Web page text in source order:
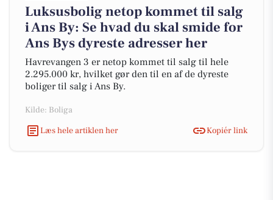
Luksusbolig netop kommet til salg
i Ans By: Se hvad du skal smide for
Ans Bys dyreste adresser her
Havrevangen 3 er netop kommet til salg til hele
2.295.000 kr, hvilket gør den til en af de dyreste
boliger til salg i Ans By.
Kilde: Boliga
Læs hele artiklen her
Kopiér link